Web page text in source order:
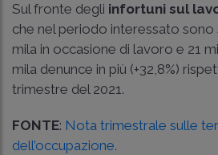
Sul fronte degli infortuni sul
che nel periodo interessato sono
mila in occasione di lavoro e 21
mila denunce in più (+32,8%)
trimestre del 2021.
FONTE: Nota trimestrale sulle
dell’occupazione.